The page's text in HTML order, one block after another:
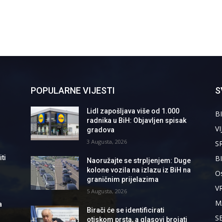
POPULARNE VIJESTI
Lidl zapošljava više od 1.000
radnika u BiH: Objavljen spisak
gradova
3 Augusta, 2026
Naoružajte se strpljenjem: Duge
kolone vozila na izlazu iz BiH na
graničnim prijelazima
5 Augusta, 2026
Birači će se identificirati
otiskom prsta, a glasovi brojati